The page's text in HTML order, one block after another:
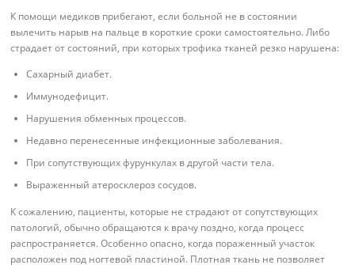
К помощи медиков прибегают, если больной не в состоянии
вылечить нарыв на пальце в короткие сроки самостоятельно. Либо
страдает от состояний, при которых трофика тканей резко нарушена:
Сахарный диабет.
Иммунодефицит.
Нарушения обменных процессов.
Недавно перенесенные инфекционные заболевания.
При сопутствующих фурункулах в другой части тела.
Выраженный атеросклероз сосудов.
К сожалению, пациенты, которые не страдают от сопутствующих
патологий, обычно обращаются к врачу поздно, когда процесс
распространяется. Особенно опасно, когда пораженный участок
расположен под ногтевой пластиной. Плотная ткань не позволяет